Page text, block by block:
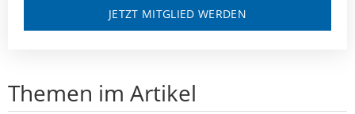
JETZT MITGLIED WERDEN
Themen im Artikel